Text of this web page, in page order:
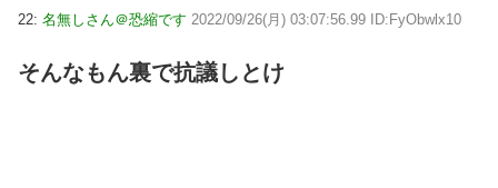
22: 名無しさん＠恐縮です 2022/09/26(月) 03:07:56.99 ID:FyObwlx10
そんなもん裏で抗議しとけ